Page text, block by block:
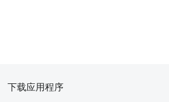
下载应用程序